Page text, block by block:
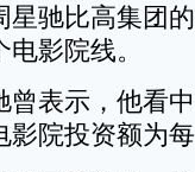
星驰比高集团
影院线。
表示，他看中
影院投资额为